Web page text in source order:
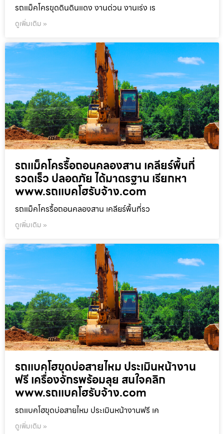
รถแม็คโครขุดดินดินแดง งานด่วน งานเร่ง เร
ดูเพิ่มเติม »
รถแม็คโครรื้อถอนคลองสาน เคลียร์พื้นที่
รวดเร็ว ปลอดภัย ได้มาตรฐาน เรียกหา
www.รถแบคโฮรับจ้าง.com
รถแม็คโครรื้อถอนคลองสาน เคลียร์พื้นที่รว
ดูเพิ่มเติม »
รถแบคโฮขุดบ่อสายไหม ประเมินหน้างาน
ฟรี เครื่องจักรพร้อมลุย สนใจคลิก
www.รถแบคโฮรับจ้าง.com
รถแบคโฮขุดบ่อสายไหม ประเมินหน้างานฟรี เค
ดูเพิ่มเติม »